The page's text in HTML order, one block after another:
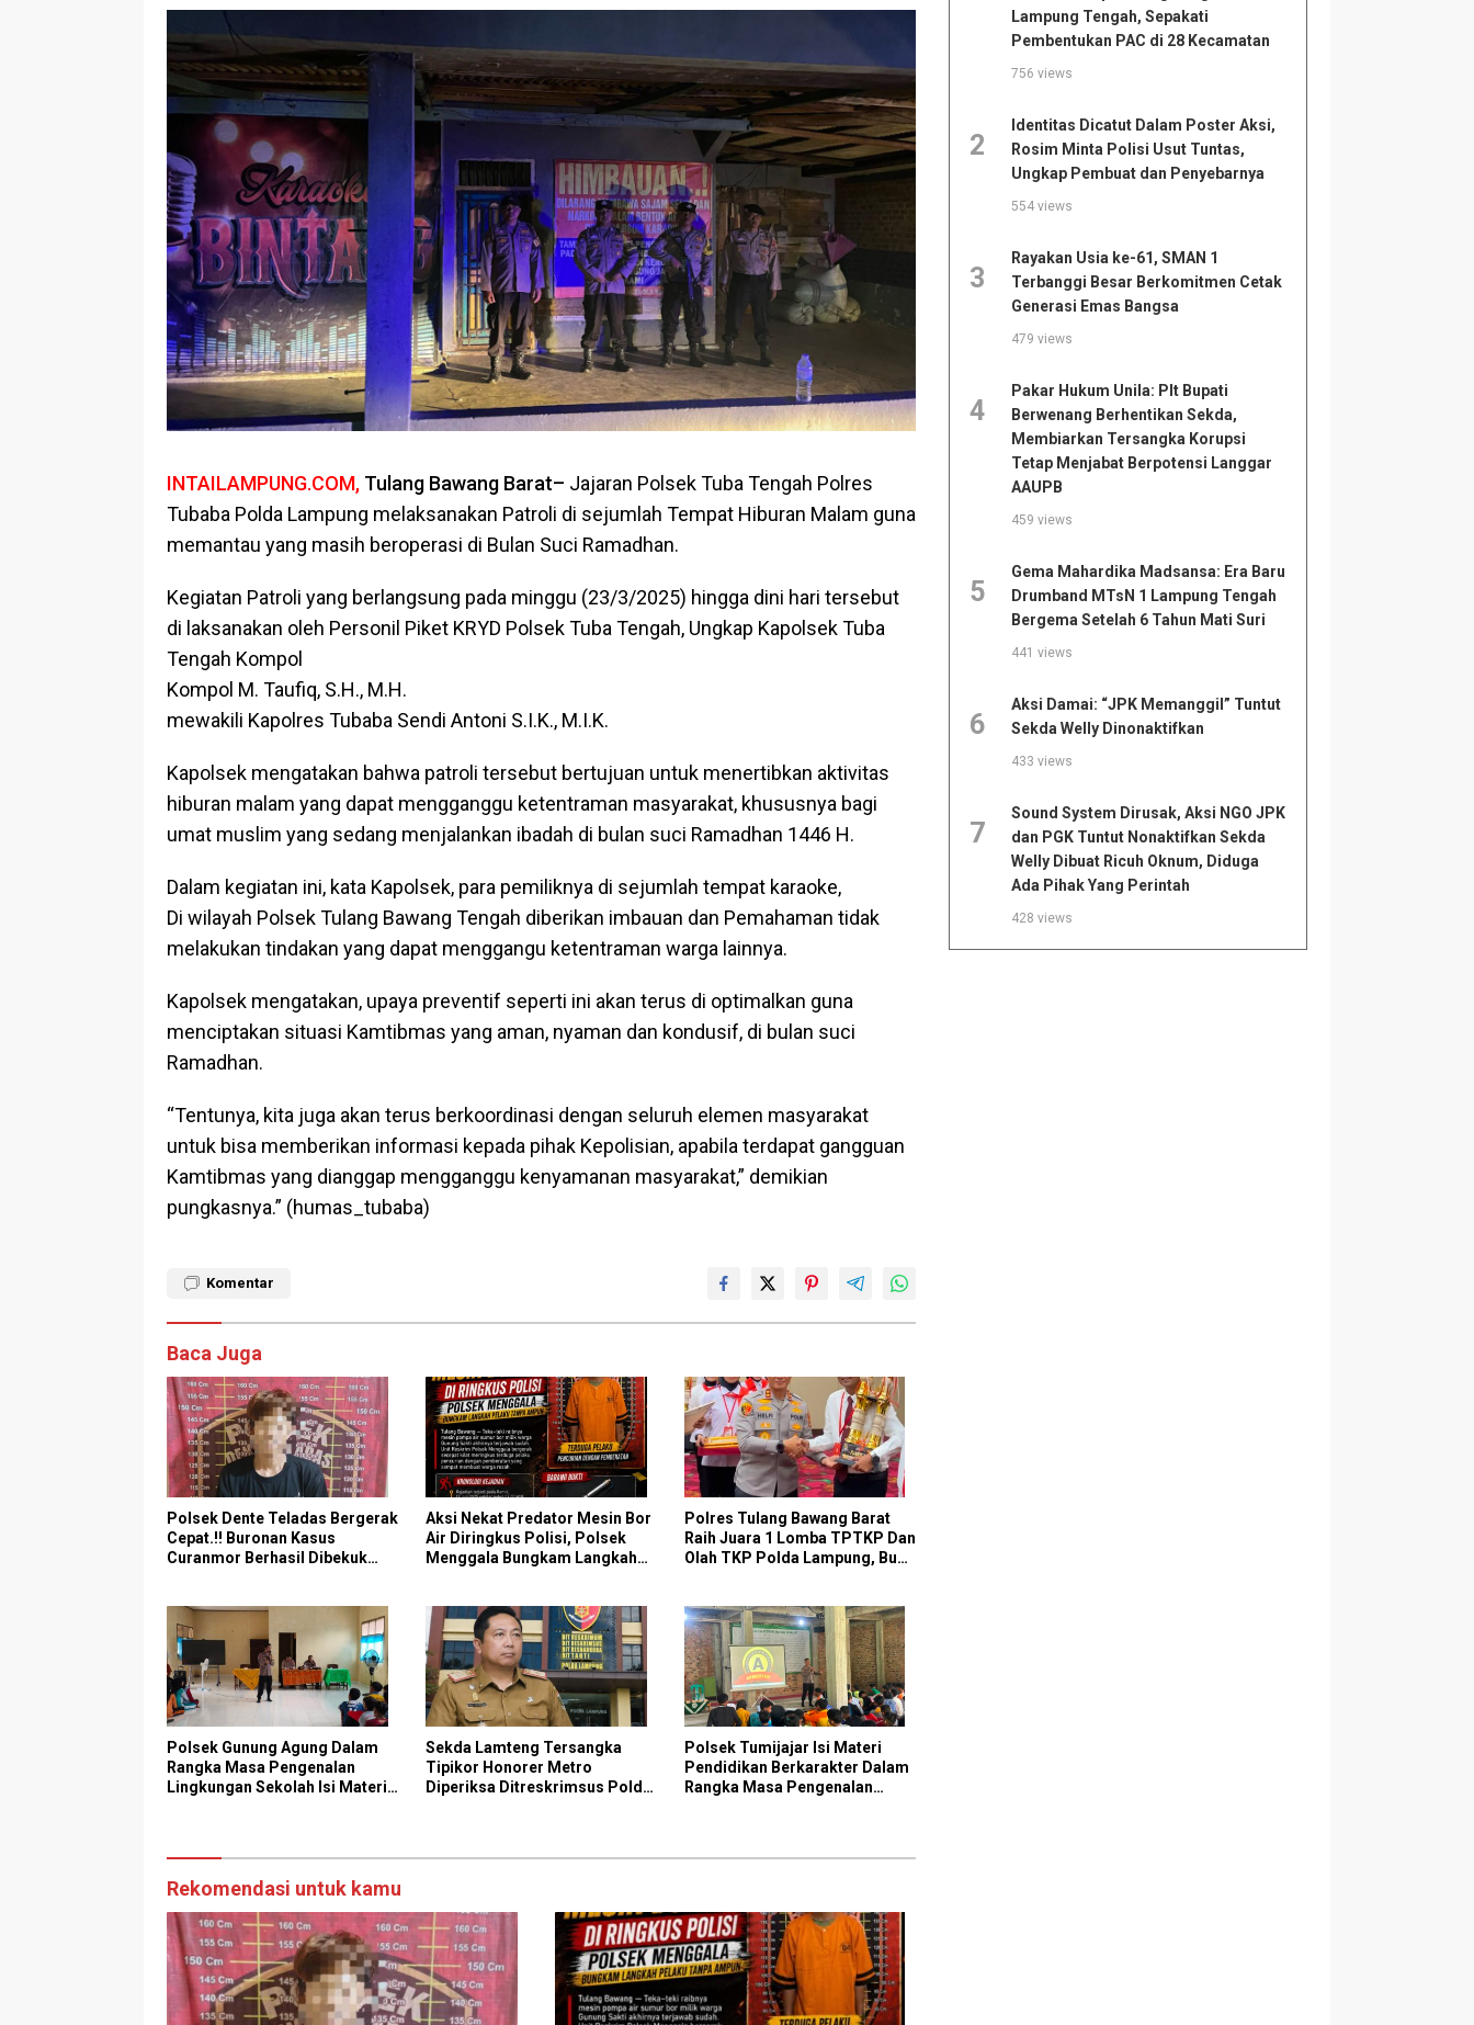
INTAILAMPUNG.COM, Tulang Bawang Barat– Jajaran Polsek Tuba Tengah Polres
Tubaba Polda Lampung melaksanakan Patroli di sejumlah Tempat Hiburan Malam guna
memantau yang masih beroperasi di Bulan Suci Ramadhan.
Kegiatan Patroli yang berlangsung pada minggu (23/3/2025) hingga dini hari tersebut
di laksanakan oleh Personil Piket KRYD Polsek Tuba Tengah, Ungkap Kapolsek Tuba
Tengah Kompol
Kompol M. Taufiq, S.H., M.H.
mewakili Kapolres Tubaba Sendi Antoni S.I.K., M.I.K.
Kapolsek mengatakan bahwa patroli tersebut bertujuan untuk menertibkan aktivitas
hiburan malam yang dapat mengganggu ketentraman masyarakat, khususnya bagi
umat muslim yang sedang menjalankan ibadah di bulan suci Ramadhan 1446 H.
Dalam kegiatan ini, kata Kapolsek, para pemiliknya di sejumlah tempat karaoke,
Di wilayah Polsek Tulang Bawang Tengah diberikan imbauan dan Pemahaman tidak
melakukan tindakan yang dapat menggangu ketentraman warga lainnya.
Kapolsek mengatakan, upaya preventif seperti ini akan terus di optimalkan guna
menciptakan situasi Kamtibmas yang aman, nyaman dan kondusif, di bulan suci
Ramadhan.
“Tentunya, kita juga akan terus berkoordinasi dengan seluruh elemen masyarakat
untuk bisa memberikan informasi kepada pihak Kepolisian, apabila terdapat gangguan
Kamtibmas yang dianggap mengganggu kenyamanan masyarakat,” demikian
pungkasnya.” (humas_tubaba)
Komentar
Baca Juga
Polsek Dente Teladas Bergerak
Cepat.!! Buronan Kasus
Curanmor Berhasil Dibekuk
Aksi Nekat Predator Mesin Bor
Air Diringkus Polisi, Polsek
Menggala Bungkam Langkah
Polres Tulang Bawang Barat
Raih Juara 1 Lomba TPTKP Dan
Olah TKP Polda Lampung, Bukti
Polsek Gunung Agung Dalam
Rangka Masa Pengenalan
Lingkungan Sekolah Isi Materi
Sekda Lamteng Tersangka
Tipikor Honorer Metro
Diperiksa Ditreskrimsus Polda
Polsek Tumijajar Isi Materi
Pendidikan Berkarakter Dalam
Rangka Masa Pengenalan
Rekomendasi untuk kamu
Lampung Tengah, Sepakati
Pembentukan PAC di 28 Kecamatan
756 views
2
Identitas Dicatut Dalam Poster Aksi,
Rosim Minta Polisi Usut Tuntas,
Ungkap Pembuat dan Penyebarnya
554 views
3
Rayakan Usia ke-61, SMAN 1
Terbanggi Besar Berkomitmen Cetak
Generasi Emas Bangsa
479 views
4
Pakar Hukum Unila: Plt Bupati
Berwenang Berhentikan Sekda,
Membiarkan Tersangka Korupsi
Tetap Menjabat Berpotensi Langgar
AAUPB
459 views
5
Gema Mahardika Madsansa: Era Baru
Drumband MTsN 1 Lampung Tengah
Bergema Setelah 6 Tahun Mati Suri
441 views
6
Aksi Damai: “JPK Memanggil” Tuntut
Sekda Welly Dinonaktifkan
433 views
7
Sound System Dirusak, Aksi NGO JPK
dan PGK Tuntut Nonaktifkan Sekda
Welly Dibuat Ricuh Oknum, Diduga
Ada Pihak Yang Perintah
428 views